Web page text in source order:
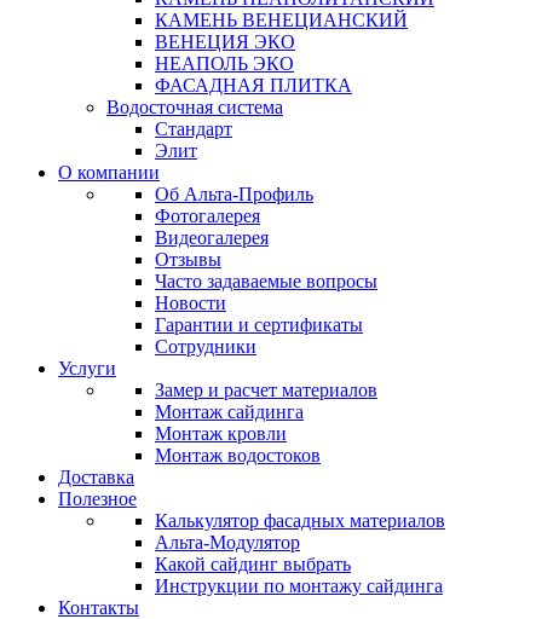
КАМЕНЬ ВЕНЕЦИАНСКИЙ
ВЕНЕЦИЯ ЭКО
НЕАПОЛЬ ЭКО
ФАСАДНАЯ ПЛИТКА
Водосточная система
Стандарт
Элит
О компании
Об Альта-Профиль
Фотогалерея
Видеогалерея
Отзывы
Часто задаваемые вопросы
Новости
Гарантии и сертификаты
Сотрудники
Услуги
Замер и расчет материалов
Монтаж сайдинга
Монтаж кровли
Монтаж водостоков
Доставка
Полезное
Калькулятор фасадных материалов
Альта-Модулятор
Какой сайдинг выбрать
Инструкции по монтажу сайдинга
Контакты